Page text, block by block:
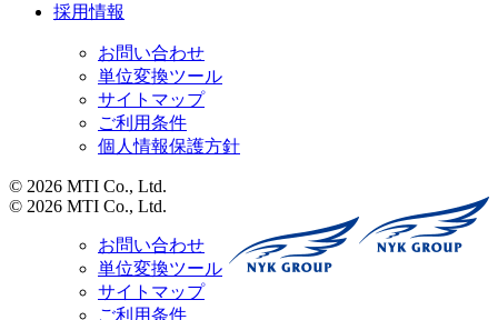
採用情報
お問い合わせ
単位変換ツール
サイトマップ
ご利用条件
個人情報保護方針
© 2026 MTI Co., Ltd.
© 2026 MTI Co., Ltd.
お問い合わせ
単位変換ツール
サイトマップ
ご利用条件